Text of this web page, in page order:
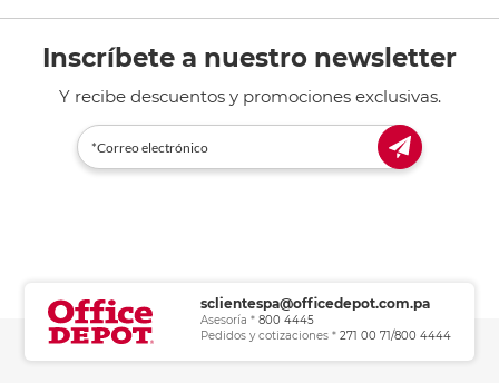
Inscríbete a nuestro newsletter
Y recibe descuentos y promociones exclusivas.
sclientespa@officedepot.com.pa
Asesoría * 800 4445
Pedidos y cotizaciones * 271 00 71/800 4444